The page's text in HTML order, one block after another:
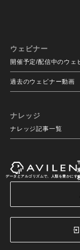
ウェビナー
開催予定/配信中のウェ
過去のウェビナー動画
ナレッジ
ナレッジ記事一覧
データとアルゴリズムで、人類を豊かにす